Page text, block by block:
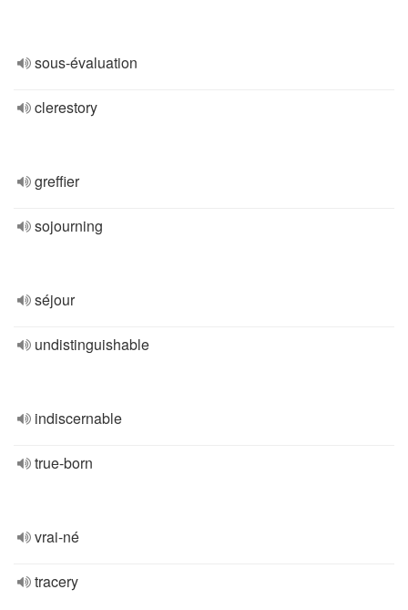
sous-évaluation
clerestory
greffier
sojourning
séjour
undistinguishable
indiscernable
true-born
vrai-né
tracery